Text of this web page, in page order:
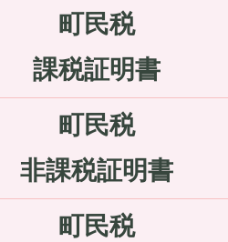
町民税
課税証明書
町民税
非課税証明書
町民税